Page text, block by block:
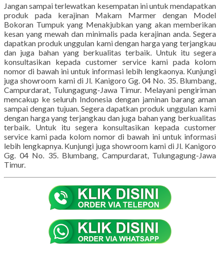
Jangan sampai terlewatkan kesempatan ini untuk mendapatkan
produk pada kerajinan Makam Marmer dengan Model
Bokoran Tumpuk yang Menakjubkan yang akan memberikan
kesan yang mewah dan minimalis pada kerajinan anda. Segera
dapatkan produk unggulan kami dengan harga yang terjangkau
dan juga bahan yang berkualitas terbaik. Untuk itu segera
konsultasikan kepada customer service kami pada kolom
nomor di bawah ini untuk informasi lebih lengkaonya. Kunjungi
juga showroom kami di Jl. Kanigoro Gg. 04 No. 35. Blumbang,
Campurdarat, Tulungagung-Jawa Timur. Melayani pengiriman
mencakup ke seluruh Indonesia dengan jaminan barang aman
sampai dengan tujuan. Segera dapatkan produk unggulan kami
dengan harga yang terjangkau dan juga bahan yang berkualitas
terbaik. Untuk itu segera konsultasikan kepada customer
service kami pada kolom nomor di bawah ini untuk informasi
lebih lengkapnya. Kunjungi juga showroom kami di Jl. Kanigoro
Gg. 04 No. 35. Blumbang, Campurdarat, Tulungagung-Jawa
Timur.